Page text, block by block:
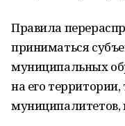
Правила
приниматься
муниципальных
на его